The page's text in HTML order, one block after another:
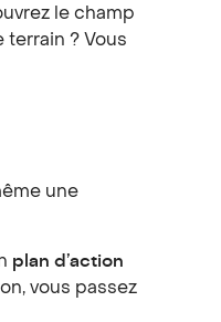
le champ
terrain ? Vous
une
plan d’action
vous passez